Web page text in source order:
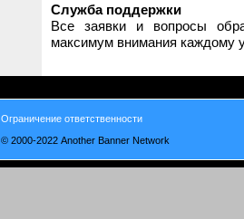
Служба поддержки
Все заявки и вопросы
максимум внимания каждому
Ограничение ответственности
© 2000-2022 Another Banner Network